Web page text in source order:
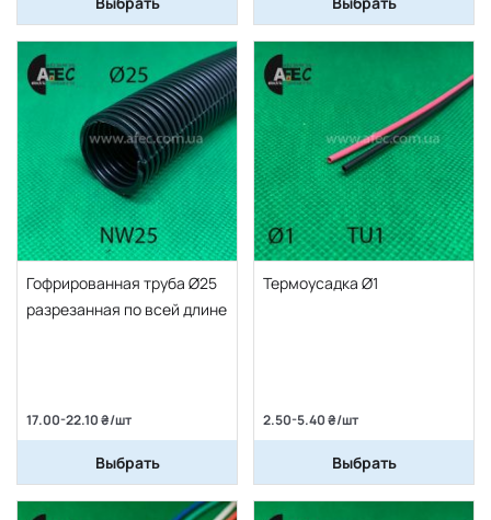
Гофрированная труба Ø25
разрезанная по всей длине
17.00-22.10 ₴/шт
Выбрать
Термоусадка Ø1
2.50-5.40 ₴/шт
Выбрать